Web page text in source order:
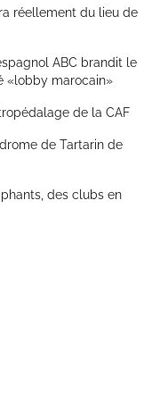
réellement du lieu de
ABC brandit le
«lobby marocain»
de la CAF
de Tartarin de
des clubs en